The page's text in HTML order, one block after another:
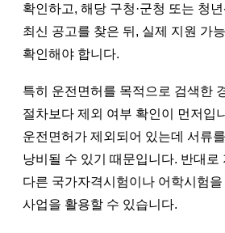
확인하고, 해당 구청·군청 또는 청
최신 공고를 찾은 뒤, 실제 지원 가
확인해야 합니다.
특히 운전면허를 목적으로 검색한
절차보다 제외 여부 확인이 먼저입
운전면허가 제외되어 있는데 서류
낭비될 수 있기 때문입니다. 반대로
다른 국가자격시험이나 어학시험
사업을 활용할 수 있습니다.